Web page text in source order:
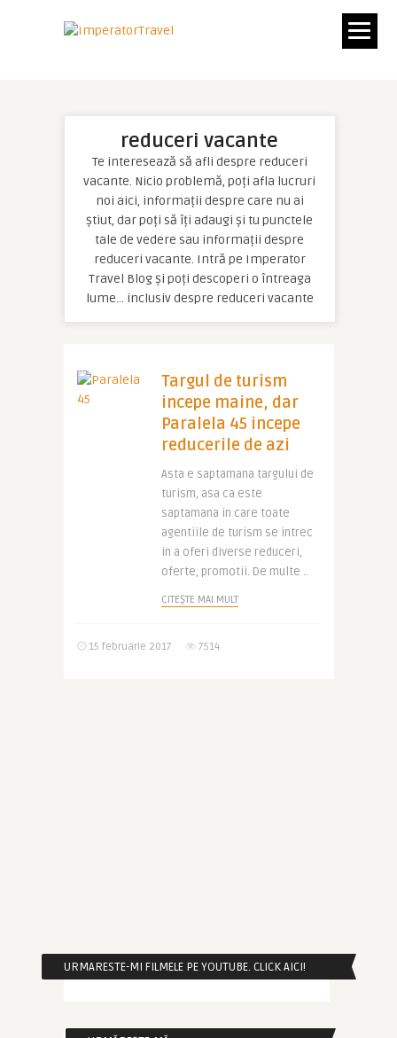
reduceri vacante
Te interesează să afli despre reduceri
vacante. Nicio problemă, poți afla lucruri
noi aici, informații despre care nu ai
știut, dar poți să îți adaugi și tu punctele
tale de vedere sau informații despre
reduceri vacante. Intră pe Imperator
Travel Blog și poți descoperi o întreaga
lume… inclusiv despre reduceri vacante
Targul de turism
incepe maine, dar
Paralela 45 incepe
reducerile de azi
Asta e saptamana targului de
turism, asa ca este
saptamana in care toate
agentiile de turism se intrec
in a oferi diverse reduceri,
oferte, promotii. De multe ..
CITEȘTE MAI MULT
15 februarie 2017 7514
URMARESTE-MI FILMELE PE YOUTUBE. CLICK AICI!